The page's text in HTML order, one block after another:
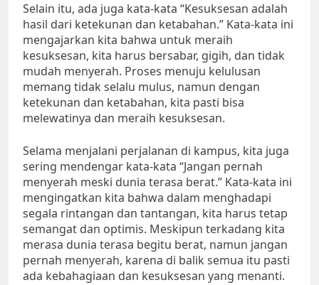
Selain itu, ada juga kata-kata “Kesuksesan adalah
hasil dari ketekunan dan ketabahan.” Kata-kata ini
mengajarkan kita bahwa untuk meraih
kesuksesan, kita harus bersabar, gigih, dan tidak
mudah menyerah. Proses menuju kelulusan
memang tidak selalu mulus, namun dengan
ketekunan dan ketabahan, kita pasti bisa
melewatinya dan meraih kesuksesan.
Selama menjalani perjalanan di kampus, kita juga
sering mendengar kata-kata “Jangan pernah
menyerah meski dunia terasa berat.” Kata-kata ini
mengingatkan kita bahwa dalam menghadapi
segala rintangan dan tantangan, kita harus tetap
semangat dan optimis. Meskipun terkadang kita
merasa dunia terasa begitu berat, namun jangan
pernah menyerah, karena di balik semua itu pasti
ada kebahagiaan dan kesuksesan yang menanti.